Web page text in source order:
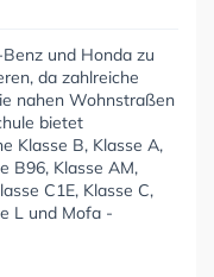
und Honda zu
da zahlreiche
nahen Wohnstraßen
bietet
Klasse B, Klasse A,
B96, Klasse AM,
C1E, Klasse C,
L und Mofa -